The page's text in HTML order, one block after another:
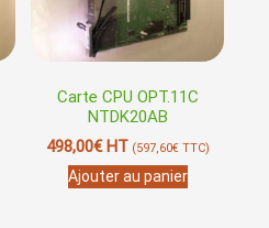
Carte CPU OPT.11C
NTDK20AB
498,00€HT (597,60€TTC)
Ajouter au panier